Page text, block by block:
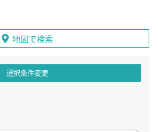
地図で検索
選択条件変更